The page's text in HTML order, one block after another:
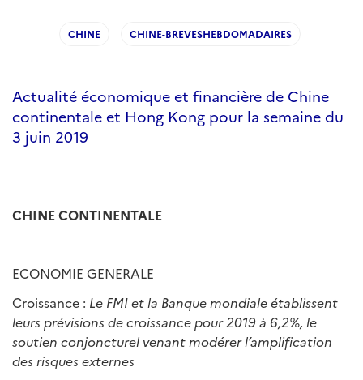
CHINE CHINE-BREVESHEBDOMADAIRES
Actualité économique et financière de Chine
continentale et Hong Kong pour la semaine du
3 juin 2019
CHINE CONTINENTALE
ECONOMIE GENERALE
Croissance : Le FMI et la Banque mondiale établissent
leurs prévisions de croissance pour 2019 à 6,2%, le
soutien conjoncturel venant modérer l’amplification
des risques externes